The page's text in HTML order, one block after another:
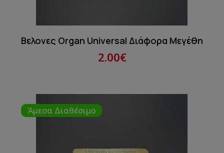
Βελονες Organ Universal Διάφορα Μεγέθη
2.00€
Άμεσα Διαθέσιμο